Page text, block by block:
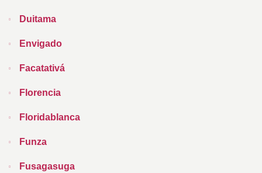
Duitama
Envigado
Facatativá
Florencia
Floridablanca
Funza
Fusagasuga